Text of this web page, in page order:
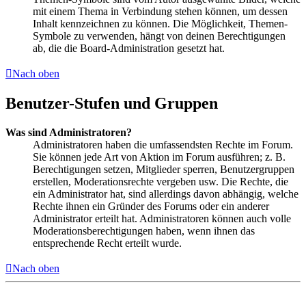
mit einem Thema in Verbindung stehen können, um dessen
Inhalt kennzeichnen zu können. Die Möglichkeit, Themen-
Symbole zu verwenden, hängt von deinen Berechtigungen
ab, die die Board-Administration gesetzt hat.
Nach oben
Benutzer-Stufen und Gruppen
Was sind Administratoren?
Administratoren haben die umfassendsten Rechte im Forum.
Sie können jede Art von Aktion im Forum ausführen; z. B.
Berechtigungen setzen, Mitglieder sperren, Benutzergruppen
erstellen, Moderationsrechte vergeben usw. Die Rechte, die
ein Administrator hat, sind allerdings davon abhängig, welche
Rechte ihnen ein Gründer des Forums oder ein anderer
Administrator erteilt hat. Administratoren können auch volle
Moderationsberechtigungen haben, wenn ihnen das
entsprechende Recht erteilt wurde.
Nach oben